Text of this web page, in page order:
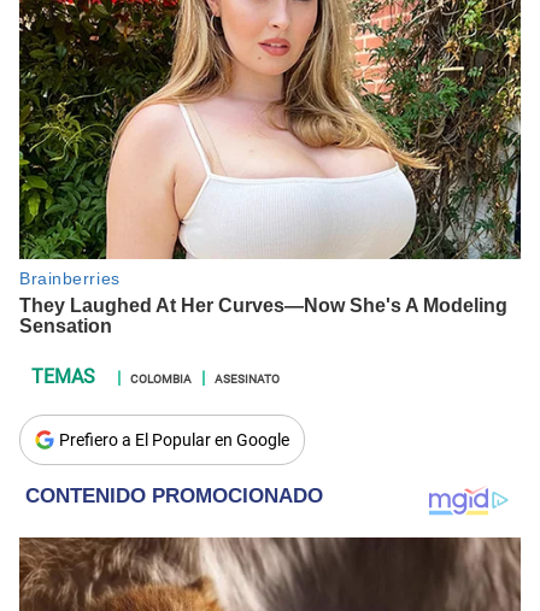
COLOMBIA ASESINATO
Prefiero a El Popular en Google